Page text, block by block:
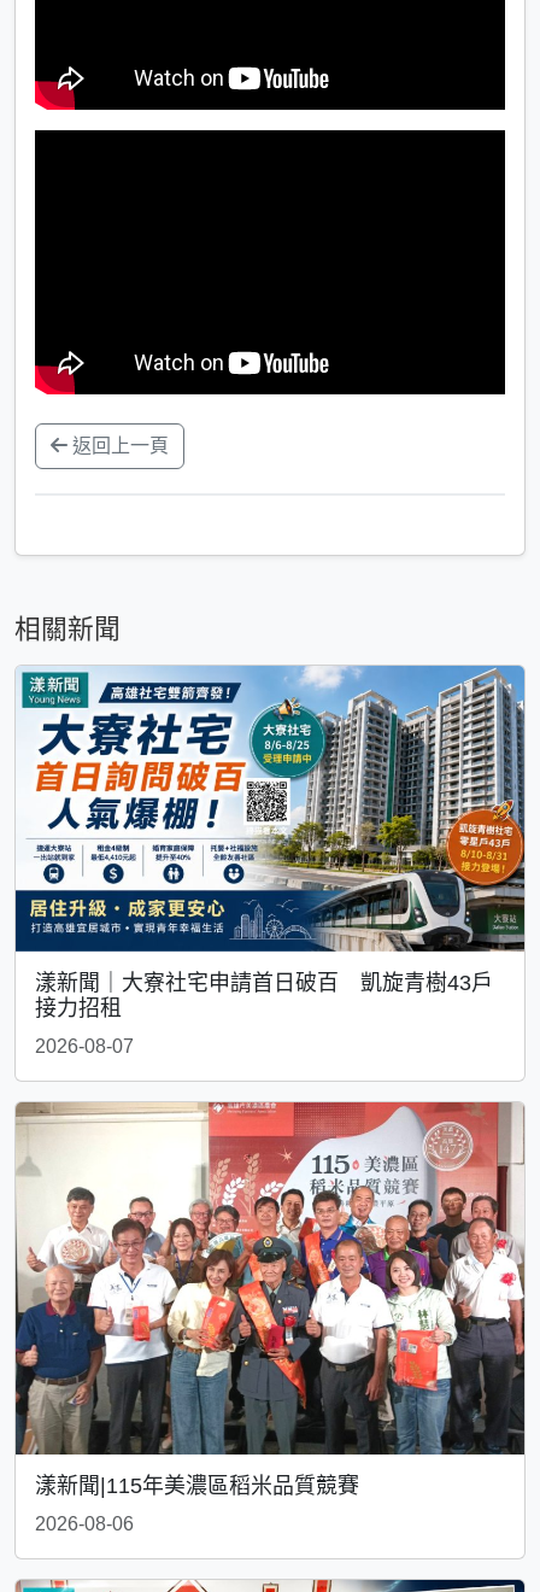
返回上一頁
相關新聞
漾新聞｜大寮社宅申請首日破百 凱旋青樹43戶
接力招租
2026-08-07
漾新聞|115年美濃區稻米品質競賽
2026-08-06